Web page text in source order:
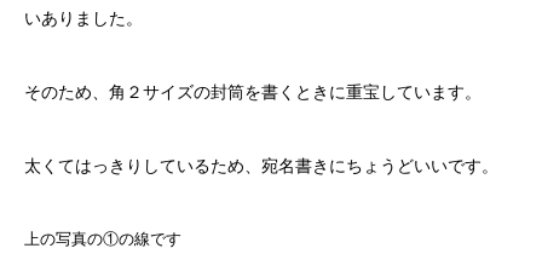
いありました。
そのため、角２サイズの封筒を書くときに重宝しています。
太くてはっきりしているため、宛名書きにちょうどいいです。
上の写真の①の線です